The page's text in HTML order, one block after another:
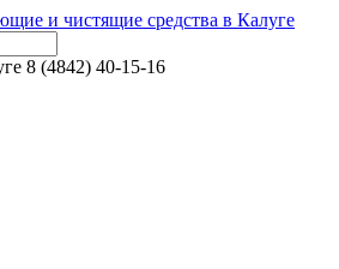
и чистящие средства в Калуге
8 (4842) 40-15-16